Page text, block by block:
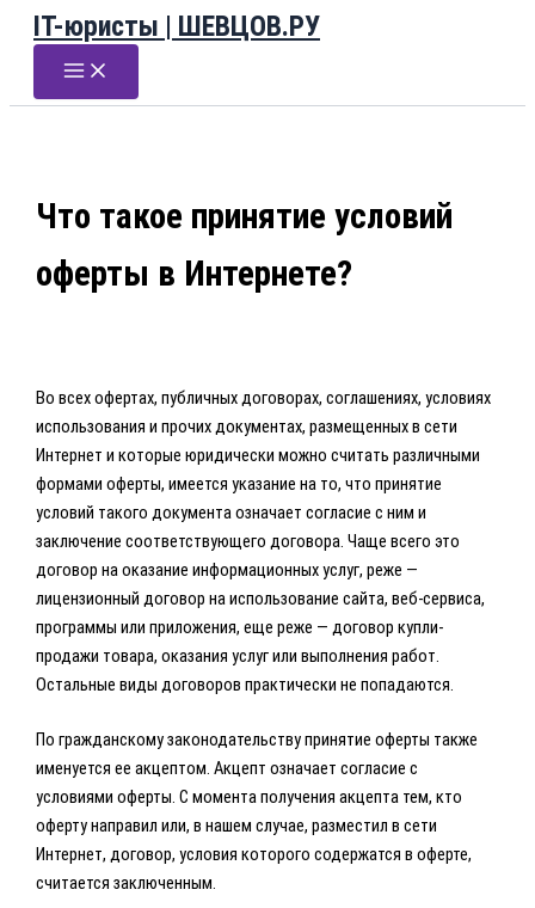
Перейти
содержимому
IT-юристы | ШЕВЦОВ.РУ
Что такое принятие условий
оферты в Интернете?
Во всех офертах, публичных договорах, соглашениях, условиях
использования и прочих документах, размещенных в сети
Интернет и которые юридически можно считать различными
формами оферты, имеется указание на то, что принятие
условий такого документа означает согласие с ним и
заключение соответствующего договора. Чаще всего это
договор на оказание информационных услуг, реже —
лицензионный договор на использование сайта, веб-сервиса,
программы или приложения, еще реже — договор купли-
продажи товара, оказания услуг или выполнения работ.
Остальные виды договоров практически не попадаются.
По гражданскому законодательству принятие оферты также
именуется ее акцептом. Акцепт означает согласие с
условиями оферты. С момента получения акцепта тем, кто
оферту направил или, в нашем случае, разместил в сети
Интернет, договор, условия которого содержатся в оферте,
считается заключенным.